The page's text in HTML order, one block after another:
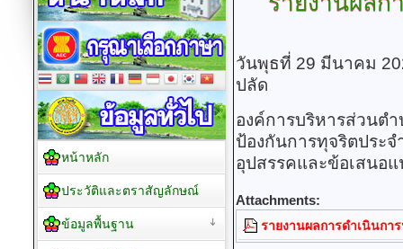
วันพุธที่ 29 มีนาคม
ปลัด
องค์การบริหารส่วนต
ป้องกันการทุจริตประ
อุปสรรคและข้อเสนอ
Attachments:
รายงานผลการดำเนินกา
หน้าหลัก
ประวัติและตราสัญลักษณ์
ข้อมูลพื้นฐาน